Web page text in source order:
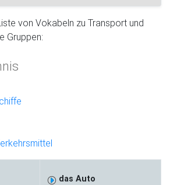
von Vokabeln zu Transport und
Gruppen:
das Auto